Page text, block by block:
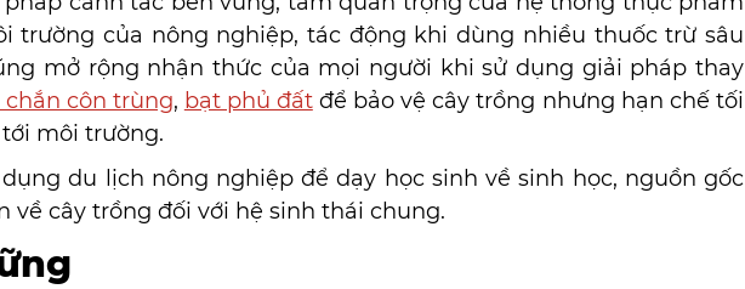
trường của nông nghiệp, tác động khi dùng nhiều thuốc trừ sâu
mở rộng nhận thức của mọi người khi sử dụng giải pháp thay
chắn côn trùng, bạt phủ đấtđể bảo vệ cây trồng nhưng hạn chế tối
môi trường.
du lịch nông nghiệp để dạy học sinh về sinh học, nguồn gốc
về cây trồng đối với hệ sinh thái chung.